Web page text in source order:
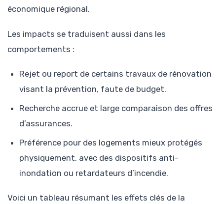
économique régional.
Les impacts se traduisent aussi dans les
comportements :
Rejet ou report de certains travaux de rénovation
visant la prévention, faute de budget.
Recherche accrue et large comparaison des offres
d’assurances.
Préférence pour des logements mieux protégés
physiquement, avec des dispositifs anti-
inondation ou retardateurs d’incendie.
Voici un tableau résumant les effets clés de la